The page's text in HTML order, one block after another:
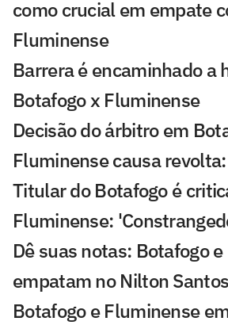
como crucial em empate
Fluminense
Barrera é encaminhado a
Botafogo x Fluminense
Decisão do árbitro em
Fluminense causa
Titular do Botafogo é
Fluminense:
Dê suas notas: Botafogo
empatam no Nilton Santos
Botafogo e Fluminense